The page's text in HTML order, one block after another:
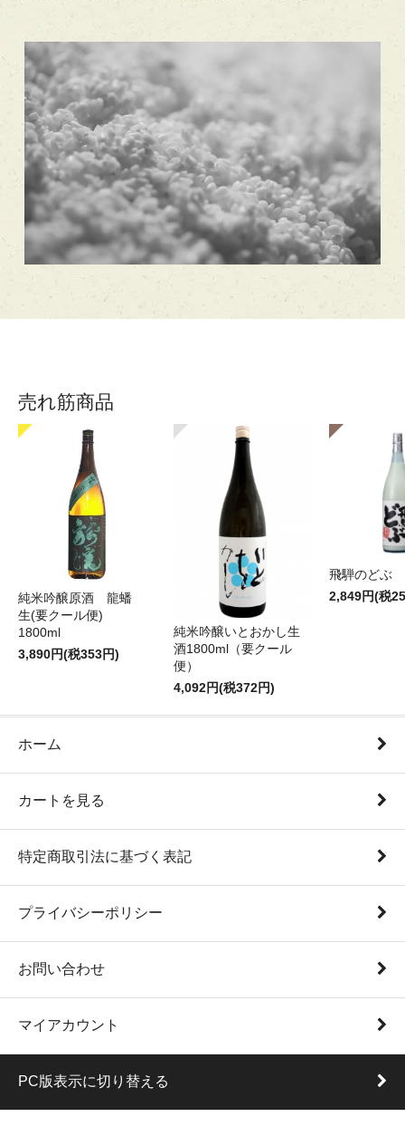
売れ筋商品
純米吟醸原酒 龍蟠
生(要クール便)
1800ml
3,890円(税353円)
純米吟醸いとおかし生
酒1800ml（要クール
便）
4,092円(税372円)
飛騨のどぶ
2,849円(税
ホーム
カートを見る
特定商取引法に基づく表記
プライバシーポリシー
お問い合わせ
マイアカウント
PC版表示に切り替える